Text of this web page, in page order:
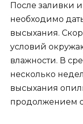
После заливки
необходимо
высыхания.
условий
влажности. В
несколько
высыхания
продолжением